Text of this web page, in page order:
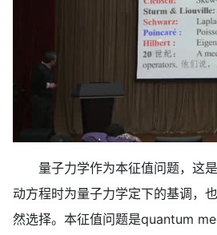
量子力学作为本征值问题，这
动方程时为量子力学定下的基调，
然选择。本征值问题是quantum